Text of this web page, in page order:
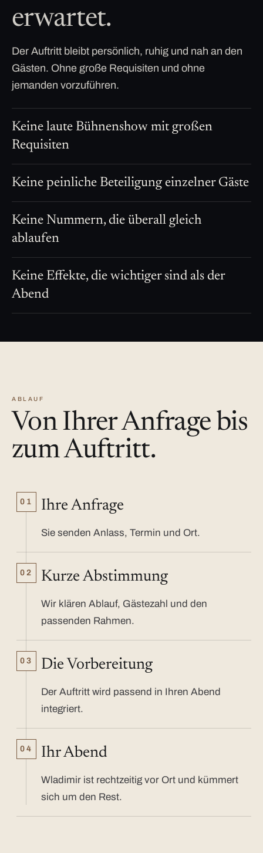
erwartet.
Der Auftritt bleibt persönlich, ruhig und nah an den
Gästen. Ohne große Requisiten und ohne
jemanden vorzuführen.
Keine laute Bühnenshow mit großen
Requisiten
Keine peinliche Beteiligung einzelner Gäste
Keine Nummern, die überall gleich
ablaufen
Keine Effekte, die wichtiger sind als der
Abend
ABLAUF
Von Ihrer Anfrage bis
zum Auftritt.
01 Ihre Anfrage
Sie senden Anlass, Termin und Ort.
02 Kurze Abstimmung
Wir klären Ablauf, Gästezahl und den
passenden Rahmen.
03 Die Vorbereitung
Der Auftritt wird passend in Ihren Abend
integriert.
04 Ihr Abend
Wladimir ist rechtzeitig vor Ort und kümmert
sich um den Rest.